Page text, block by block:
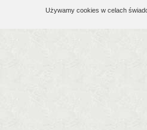
Używamy cookies w celach